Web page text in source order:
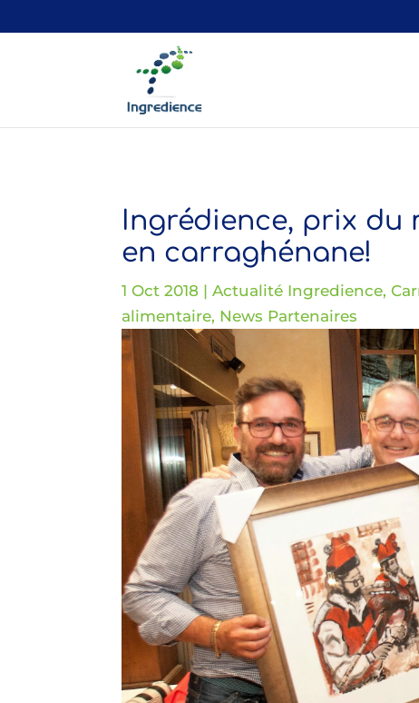
Ingrédience, prix du
en carraghénane!
1 Oct 2018 |Actualité Ingredience,
alimentaire, News Partenaires